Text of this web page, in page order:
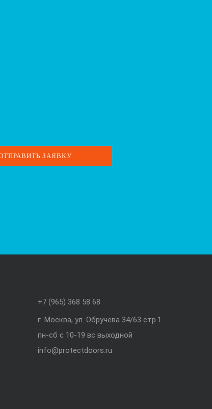
+7 (965) 368 58 68
г. Москва, ул. Обручева 34/63 стр.1
пн-сб с 10-19 вс выходной
info@protectdoors.ru